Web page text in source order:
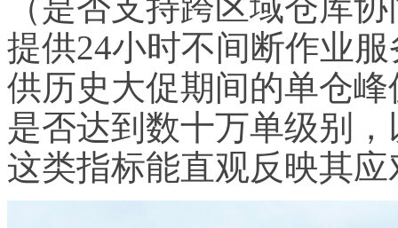
提供24小时不间断作业
供历史大促期间的单仓
是否达到数十万单级别
这类指标能直观反映其